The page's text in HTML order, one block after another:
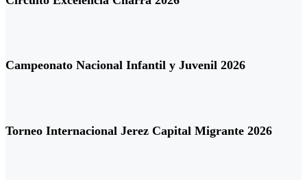
Campeonato Nacional Infantil y Juvenil 2026
Torneo Internacional Jerez Capital Migrante 2026